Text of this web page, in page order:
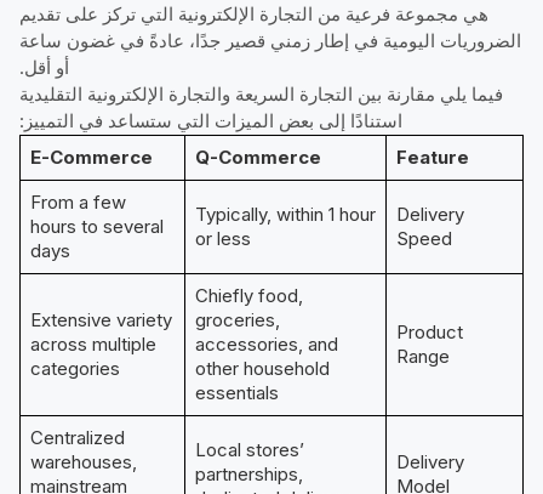
هي مجموعة فرعية من التجارة الإلكترونية التي تركز على تقديم
الضروريات اليومية في إطار زمني قصير جدًا، عادةً في غضون ساعة
أو أقل.
فيما يلي مقارنة بين التجارة السريعة والتجارة الإلكترونية التقليدية
استنادًا إلى بعض الميزات التي ستساعد في التمييز:
Feature
Q-Commerce
E-Commerce
Delivery
Speed
Typically, within 1 hour
or less
From a few
hours to several
days
Product
Range
Chiefly food,
groceries,
accessories, and
other household
essentials
Extensive variety
across multiple
categories
Delivery
Model
Local stores’
partnerships,
Centralized
warehouses,
mainstream